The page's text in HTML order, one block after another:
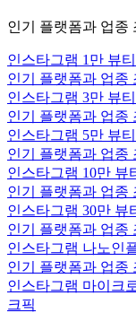
인기 플랫폼과 업종
인스타그램 1만 뷰
인기 플랫폼과 업종
인스타그램 3만 뷰
인기 플랫폼과 업종
인스타그램 5만 뷰
인기 플랫폼과 업종
인스타그램 10만 뷰
인기 플랫폼과 업종
인스타그램 30만 뷰
인기 플랫폼과 업종
인스타그램 나노인
인기 플랫폼과 업종
인스타그램 마이크
크픽